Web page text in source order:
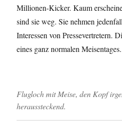
Millionen-Kicker. Kaum
sind sie weg. Sie nehmen
Interessen von Pressevertretern.
eines ganz normalen Meisentages.
Flugloch mit Meise, den Kopf
heraussteckend.